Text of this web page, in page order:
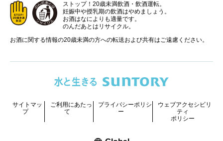
ストップ！20歳未満飲酒・飲酒運転。
妊娠中や授乳期の飲酒はやめましょう。
お酒はなによりも適量です。
のんだあとはリサイクル。
お酒に関する情報の20歳未満の方への転送および共有はご遠慮ください。
サイトマッ
プ
ご利用にあたっ
て
プライバシーポリシ
ー
ウェブアクセシビリ
ティ
ポリシー